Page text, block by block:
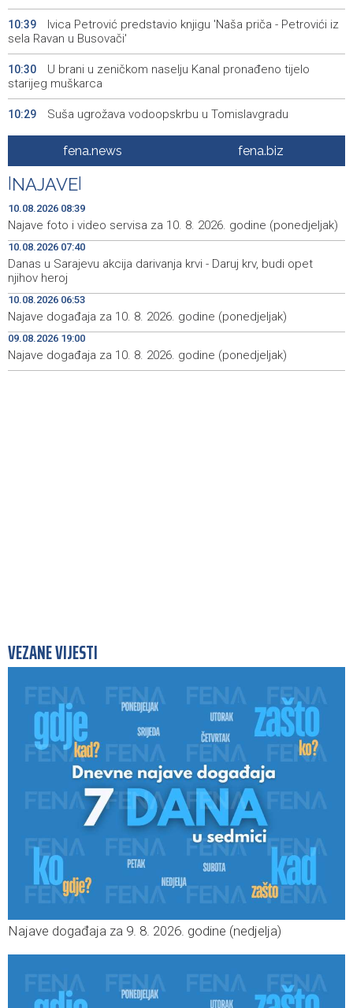
10:39
Ivica Petrović predstavio knjigu 'Naša priča - Petrovići iz
sela Ravan u Busovači'
10:30
U brani u zeničkom naselju Kanal pronađeno tijelo
starijeg muškarca
10:29 Suša ugrožava vodoopskrbu u Tomislavgradu
Počela prodaja ulaznica za SFF u glavnom Box Officeu u
10:12
Tužilaštvo USK predložilo pritvor za ženu osumnjičenu
za ubistvo supruga
10:08
10:02
KCUS i SKB Mostar iskazali interes za suradnju s
transplantacijskim centrima članica Eurotransplanta
09:51
Izdato narandžasto upozorenje zbog visoke
temperature zraka
09:34
Šesta 'Maslenicijada' u Arapuši okupila ljubitelje
tradicionalne kuhinje
fena.news fena.biz
NAJAVE
10.08.2026 08:39
Najave foto i video servisa za 10. 8. 2026. godine (ponedjeljak)
10.08.2026 07:40
Danas u Sarajevu akcija darivanja krvi - Daruj krv, budi opet
njihov heroj
10.08.2026 06:53
Najave događaja za 10. 8. 2026. godine (ponedjeljak)
09.08.2026 19:00
Najave događaja za 10. 8. 2026. godine (ponedjeljak)
VEZANE VIJESTI
Najave događaja za 9. 8. 2026. godine (nedjelja)